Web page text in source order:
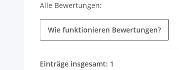
Alle Bewertungen:
Wie funktionieren Bewertungen?
Einträge insgesamt: 1